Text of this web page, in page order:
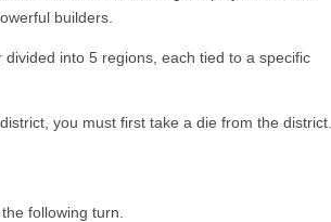
builders.
into 5 regions, each tied to a specific
you must first take a die from the district.
following turn.